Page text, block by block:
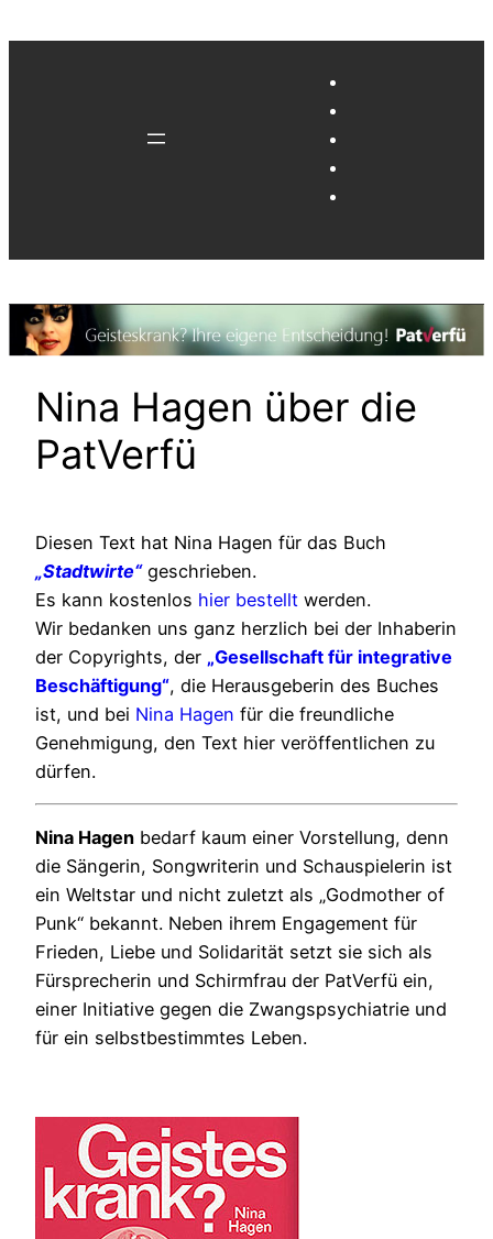
Nina Hagen über die
PatVerfü
Diesen Text hat Nina Hagen für das Buch
„Stadtwirte“geschrieben.
Es kann kostenlos hier bestellt werden.
Wir bedanken uns ganz herzlich bei der Inhaberin
der Copyrights, der „Gesellschaft für integrative
Beschäftigung“, die Herausgeberin des Buches
ist, und bei Nina Hagen für die freundliche
Genehmigung, den Text hier veröffentlichen zu
dürfen.
Nina Hagen bedarf kaum einer Vorstellung, denn
die Sängerin, Songwriterin und Schauspielerin ist
ein Weltstar und nicht zuletzt als „Godmother of
Punk“ bekannt. Neben ihrem Engagement für
Frieden, Liebe und Solidarität setzt sie sich als
Fürsprecherin und Schirmfrau der PatVerfü ein,
einer Initiative gegen die Zwangspsychiatrie und
für ein selbstbestimmtes Leben.